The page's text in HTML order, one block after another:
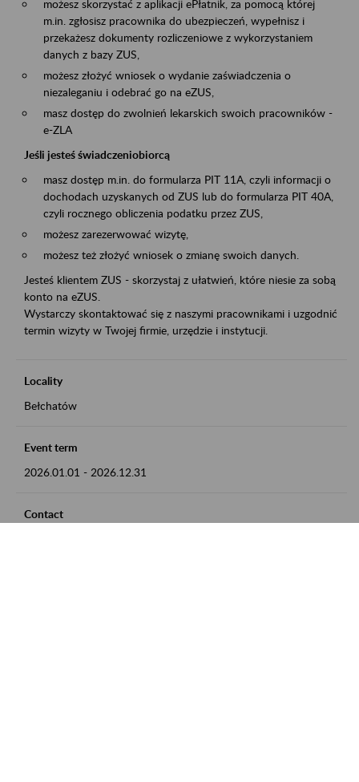
możesz skorzystać z aplikacji ePłatnik, za pomocą której
m.in. zgłosisz pracownika do ubezpieczeń, wypełnisz i
przekażesz dokumenty rozliczeniowe z wykorzystaniem
danych z bazy ZUS,
możesz złożyć wniosek o wydanie zaświadczenia o
niezaleganiu i odebrać go na eZUS,
masz dostęp do zwolnień lekarskich swoich pracowników -
e-ZLA
Jeśli jesteś świadczeniobiorcą
masz dostęp m.in. do formularza PIT 11A, czyli informacji o
dochodach uzyskanych od ZUS lub do formularza PIT 40A,
czyli rocznego obliczenia podatku przez ZUS,
możesz zarezerwować wizytę,
możesz też złożyć wniosek o zmianę swoich danych.
Jesteś klientem ZUS - skorzystaj z ułatwień, które niesie za sobą
konto na eZUS.
Wystarczy skontaktować się z naszymi pracownikami i uzgodnić
termin wizyty w Twojej firmie, urzędzie i instytucji.
Locality
Bełchatów
Event term
2026.01.01 - 2026.12.31
Contact